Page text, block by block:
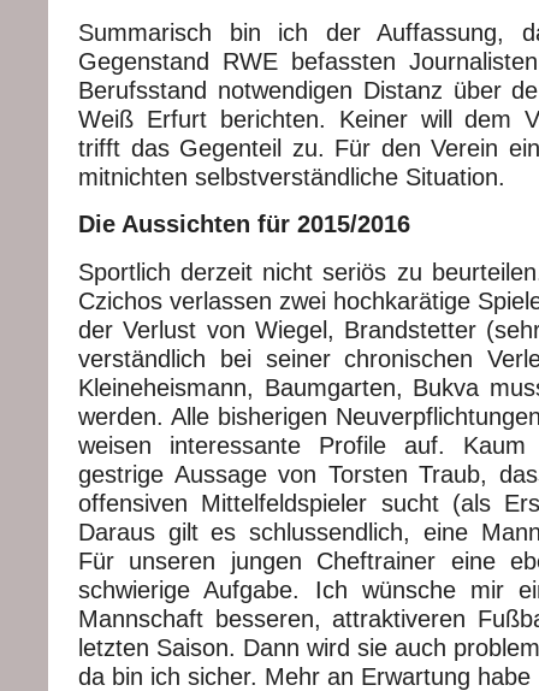
Summarisch bin ich der Auffassung,
Gegenstand RWE befassten
Berufsstand notwendigen Distanz über
Weiß Erfurt berichten. Keiner will dem
trifft das Gegenteil zu. Für den Verein
mitnichten selbstverständliche Situation.
Die Aussichten für 2015/2016
Sportlich derzeit nicht seriös zu
Czichos verlassen zwei hochkarätige
der Verlust von Wiegel, Brandstetter
verständlich bei seiner chronischen
Kleineheismann, Baumgarten, Bukva
werden. Alle bisherigen
weisen interessante Profile auf. Kaum
gestrige Aussage von Torsten Traub,
offensiven Mittelfeldspieler sucht (als
Daraus gilt es schlussendlich, eine
Für unseren jungen Cheftrainer eine
schwierige Aufgabe. Ich wünsche mir
Mannschaft besseren, attraktiveren
letzten Saison. Dann wird sie auch
da bin ich sicher. Mehr an Erwartung habe